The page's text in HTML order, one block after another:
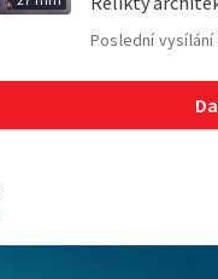
Poslední vysílání